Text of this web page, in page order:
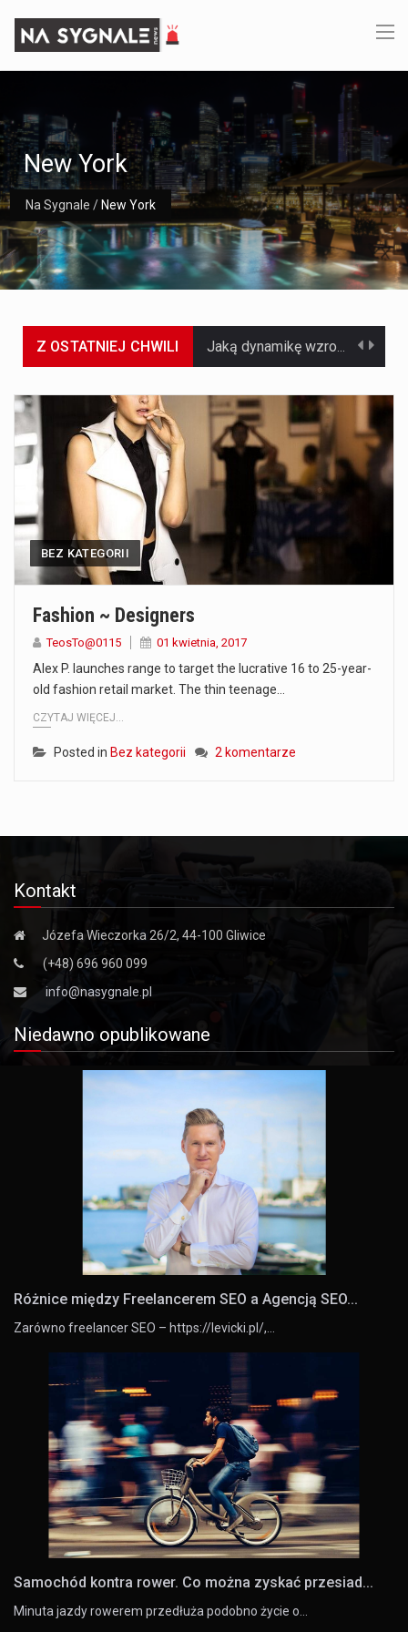
Na Sygnale / New York
New York
Z OSTATNIEJ CHWILI
Czym były starożytne igrzyska olimpijskie w Grecji? Starożytne igrzyska olimpijskie odgrywały kluczową rolę w dziejach Grecji. Co cztery lata, w pięknej Olimpii, odbywały się te…
BEZ KATEGORII
Fashion ~ Designers
TeosTo@0115 01 kwietnia, 2017
Alex P. launches range to target the lucrative 16 to 25-year-
old fashion retail market. The thin teenage…
CZYTAJ WIĘCEJ...
Posted in Bez kategorii 2 komentarze
Kontakt
Józefa Wieczorka 26/2, 44-100 Gliwice
(+48) 696 960 099
info@nasygnale.pl
Niedawno opublikowane
Różnice między Freelancerem SEO a Agencją SEO...
Zarówno freelancer SEO – https://levicki.pl/,…
Samochód kontra rower. Co można zyskać przesiad...
Minuta jazdy rowerem przedłuża podobno życie o…